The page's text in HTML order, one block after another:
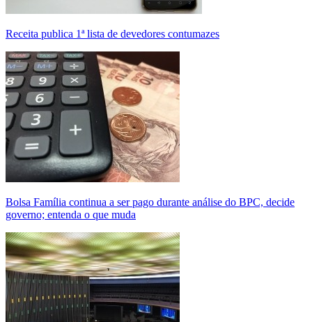
Receita publica 1ª lista de devedores contumazes
Bolsa Família continua a ser pago durante análise do BPC, decide
governo; entenda o que muda